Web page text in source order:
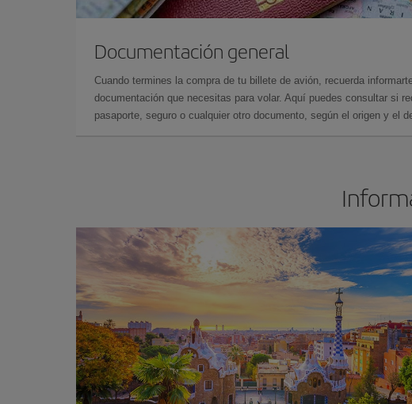
Documentación general
Cuando termines la compra de tu billete de avión, recuerda
documentación que necesitas para volar. Aquí puedes consultar si
pasaporte, seguro o cualquier otro documento, según el origen y el